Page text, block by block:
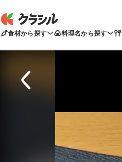
食材から探す 料理名から探す